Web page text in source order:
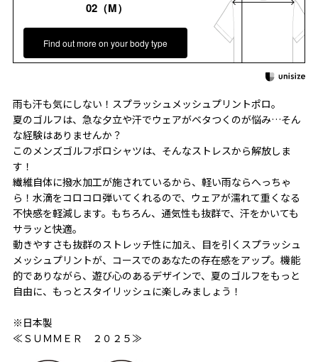
02（M）
Find out more on your body type
雨も汗も気にしない！スプラッシュメッシュプリントポロ。
夏のゴルフは、急な夕立や汗でウェアがベタつくのが悩み…そん
な経験はありませんか？
このメンズゴルフポロシャツは、そんなストレスから解放しま
す！
繊維自体に撥水加工が施されているから、軽い雨ならへっちゃ
ら！水滴をコロコロ弾いてくれるので、ウェアが濡れて重くなる
不快感を軽減します。もちろん、通気性も抜群で、汗をかいても
サラッと快適。
動きやすさも抜群のストレッチ性に加え、目を引くスプラッシュ
メッシュプリントが、コースでのあなたの存在感をアップ。機能
的でありながら、遊び心のあるデザインで、夏のゴルフをもっと
自由に、もっとスタイリッシュに楽しみましょう！
※日本製
≪ＳＵＭＭＥＲ ２０２５≫